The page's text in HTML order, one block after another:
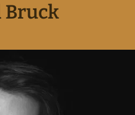
ÖFFNEN
Bruck